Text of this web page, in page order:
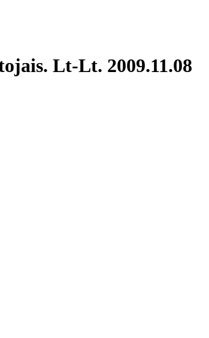
Lt-Lt. 2009.11.08